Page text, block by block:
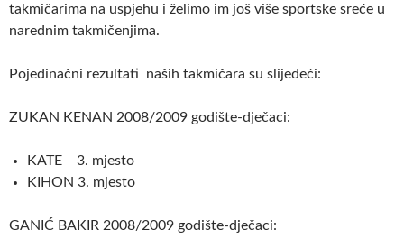
takmičarima na uspjehu i želimo im još više sportske sreće u
narednim takmičenjima.
Pojedinačni rezultati naših takmičara su slijedeći:
ZUKAN KENAN 2008/2009 godište-dječaci:
KATE 3. mjesto
KIHON 3. mjesto
GANIĆ BAKIR 2008/2009 godište-dječaci: